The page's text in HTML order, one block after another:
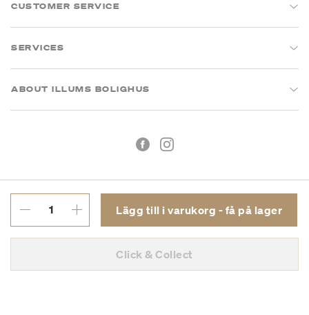
Lägg till i varukorg - få på lager
Click & Collect
CUSTOMER SERVICE
SERVICES
ABOUT ILLUMS BOLIGHUS
Org.nr: 55681353-8701